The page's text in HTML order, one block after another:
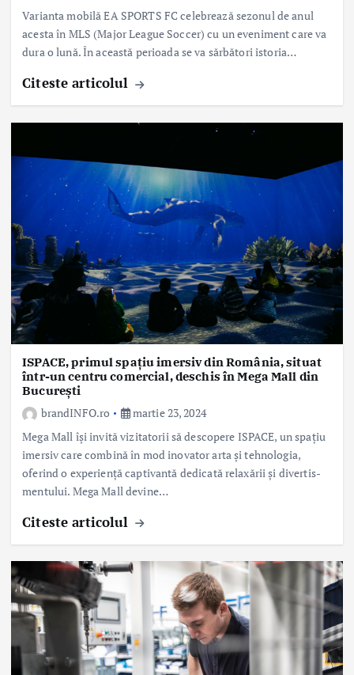
Varianta mobilă EA SPORTS FC celebrează sezonul de anul
acesta în MLS (Major League Soccer) cu un eveniment care va
dura o lună. În această perioada se va sărbători istoria…
Citeste articolul
ISPACE, primul spațiu imersiv din România, situat
într-un centru comercial, deschis în Mega Mall din
București
brandINFO.ro
martie 23, 2024
Mega Mall își invită vizitatorii să descopere ISPACE, un spațiu
imersiv care combină în mod inovator arta și tehnologia,
oferind o experiență captivantă dedicată relaxării și divertis-
mentului. Mega Mall devine…
Citeste articolul